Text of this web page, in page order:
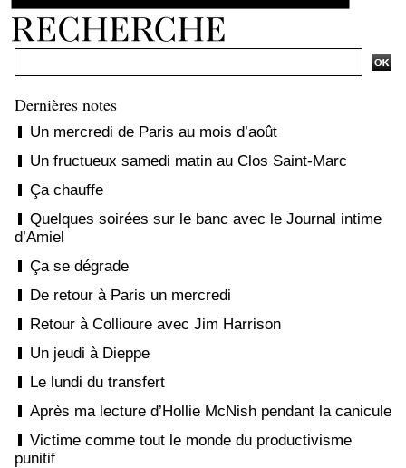
Dernières notes
Un mercredi de Paris au mois d’août
Un fructueux samedi matin au Clos Saint-Marc
Ça chauffe
Quelques soirées sur le banc avec le Journal intime
d’Amiel
Ça se dégrade
De retour à Paris un mercredi
Retour à Collioure avec Jim Harrison
Un jeudi à Dieppe
Le lundi du transfert
Après ma lecture d’Hollie McNish pendant la canicule
Victime comme tout le monde du productivisme
punitif